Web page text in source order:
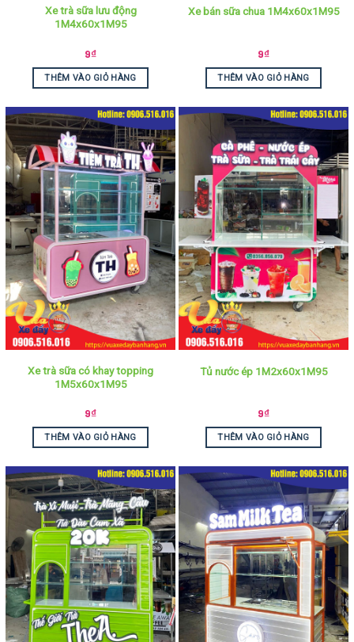
Xe trà sữa lưu động
1M4x60x1M95
9₫
THÊM VÀO GIỎ HÀNG
Xe bán sữa chua 1M4x60x1M95
9₫
THÊM VÀO GIỎ HÀNG
Xe trà sữa có khay topping
1M5x60x1M95
9₫
THÊM VÀO GIỎ HÀNG
Tủ nước ép 1M2x60x1M95
9₫
THÊM VÀO GIỎ HÀNG